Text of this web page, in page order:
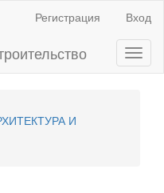
Регистрация Вход
И